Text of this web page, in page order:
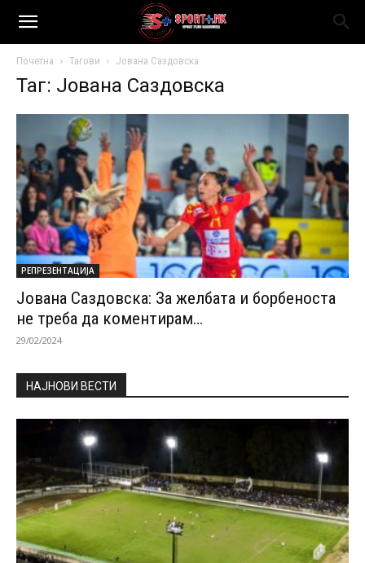
Почетна Тагови Јована Саздовска
Таг: Јована Саздовска
РЕПРЕЗЕНТАЦИЈА
Јована Саздовска: За желбата и борбеноста
не треба да коментирам…
29/02/2024
НАЈНОВИ ВЕСТИ